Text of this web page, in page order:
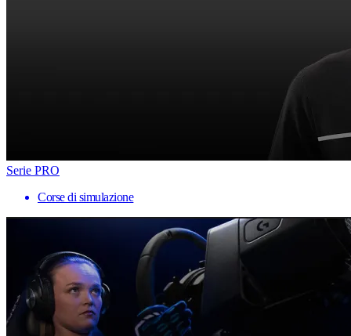
Serie PRO
Corse di simulazione